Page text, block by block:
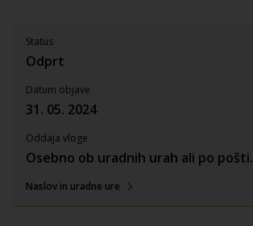
Status
Odprt
Datum objave
31. 05. 2024
Oddaja vloge
Osebno ob uradnih urah ali po pošti.
Naslov in uradne ure